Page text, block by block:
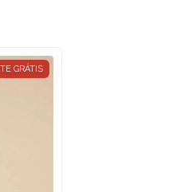
GRÁTIS